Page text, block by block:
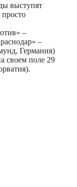
выступят
–
–
Германия)
своем поле 29